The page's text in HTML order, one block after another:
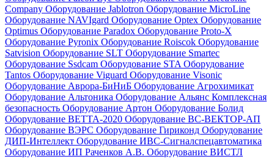
Company Оборудование Jablotron Оборудование MicroLine
Оборудование NAVIgard Оборудование Optex Оборудование
Optimus Оборудование Paradox Оборудование Proto-X
Оборудование Pyronix Оборудование Roiscok Оборудование
Satvision Оборудование SLT Оборудование Smartec
Оборудование Ssdcam Оборудование STA Оборудование
Tantos Оборудование Viguard Оборудование Visonic
Оборудование Аврора-БиНиБ Оборудование Агрохимикат
Оборудование Альтоника Оборудование Альянс Комплексная
безопасность Оборудование Артон Оборудование Болид
Оборудование ВЕТТА-2020 Оборудование ВС-ВЕКТОР-АП
Оборудование ВЭРС Оборудование Гириконд Оборудование
ДИП-Интеллект Оборудование ИВС-Сигналспецавтоматика
Оборудование ИП Раченков А.В. Оборудование ВИСТЛ